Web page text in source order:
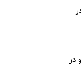
بالای ۱۲۰ در
در